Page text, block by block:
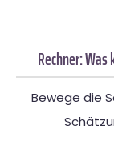
Rechner:
Bewege die